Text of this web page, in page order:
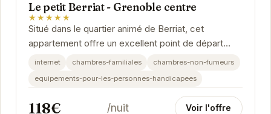
Le petit Berriat - Grenoble centre
★★★★★
Situé dans le quartier animé de Berriat, cet
appartement offre un excellent point de départ
pour explorer Grenoble. Proche des transports en...
internet chambres-familiales
chambres-non-fumeurs
equipements-pour-les-personnes-handicapees
118€ /nuit Voir l'offre